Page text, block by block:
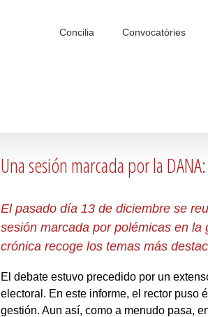
Concilia Convocatòries
Una sesión marcada por la
El pasado día 13 de diciembre se
sesión marcada por polémicas en
crónica recoge los temas más
El debate estuvo precedido por un
electoral. En este informe, el rector puso
gestión. Aun así, como a menudo pasa,